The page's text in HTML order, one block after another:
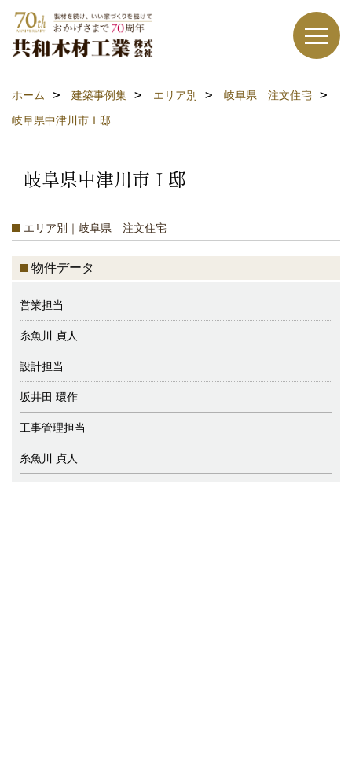
ホーム 建築事例集 エリア別
岐阜県 注文住宅
岐阜県中津川市Ｉ邸
岐阜県中津川市Ｉ邸
エリア別｜岐阜県 注文住宅
物件データ
営業担当
糸魚川 貞人
設計担当
坂井田 環作
工事管理担当
糸魚川 貞人